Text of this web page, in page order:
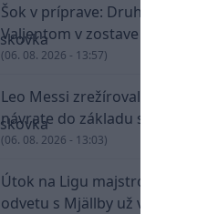
Šok v príprave: Druholigová
Valjentom v zostave zdolala PSG
(06. 08. 2026 - 13:57)
Leo Messi zrežíroval obrat
návrate do základu strelil dva
(06. 08. 2026 - 13:03)
Útok na Ligu majstrov láka!
odvetu s Mjällby už viac ako